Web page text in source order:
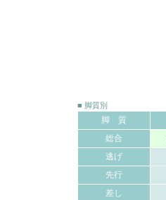
■ 脚質別
脚 質
総合
逃げ
先行
差し